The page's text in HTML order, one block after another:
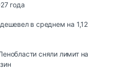
года
в среднем на 1,12
сняли лимит на